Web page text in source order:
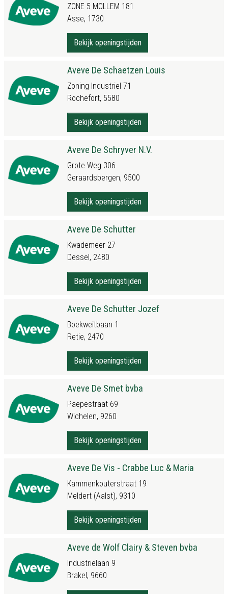
ZONE 5 MOLLEM 181
Asse, 1730
Bekijk openingstijden
Aveve De Schaetzen Louis
Zoning Industriel 71
Rochefort, 5580
Bekijk openingstijden
Aveve De Schryver N.V.
Grote Weg 306
Geraardsbergen, 9500
Bekijk openingstijden
Aveve De Schutter
Kwademeer 27
Dessel, 2480
Bekijk openingstijden
Aveve De Schutter Jozef
Boekweitbaan 1
Retie, 2470
Bekijk openingstijden
Aveve De Smet bvba
Paepestraat 69
Wichelen, 9260
Bekijk openingstijden
Aveve De Vis - Crabbe Luc & Maria
Kammenkouterstraat 19
Meldert (Aalst), 9310
Bekijk openingstijden
Aveve de Wolf Clairy & Steven bvba
Industrielaan 9
Brakel, 9660